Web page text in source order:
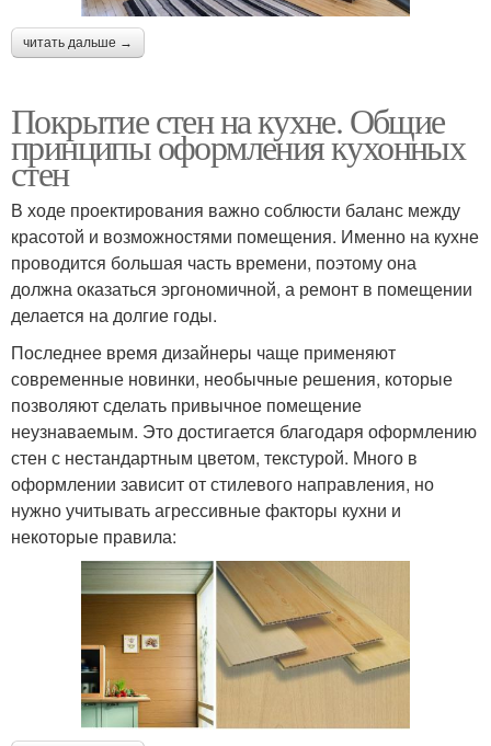
читать дальше →
Покрытие стен на кухне. Общие
принципы оформления кухонных
стен
В ходе проектирования важно соблюсти баланс между
красотой и возможностями помещения. Именно на кухне
проводится большая часть времени, поэтому она
должна оказаться эргономичной, а ремонт в помещении
делается на долгие годы.
Последнее время дизайнеры чаще применяют
современные новинки, необычные решения, которые
позволяют сделать привычное помещение
неузнаваемым. Это достигается благодаря оформлению
стен с нестандартным цветом, текстурой. Много в
оформлении зависит от стилевого направления, но
нужно учитывать агрессивные факторы кухни и
некоторые правила: